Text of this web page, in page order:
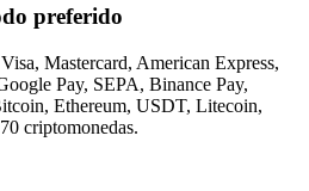
preferido
Mastercard, American Express,
Pay, SEPA, Binance Pay,
Ethereum, USDT, Litecoin,
criptomonedas.